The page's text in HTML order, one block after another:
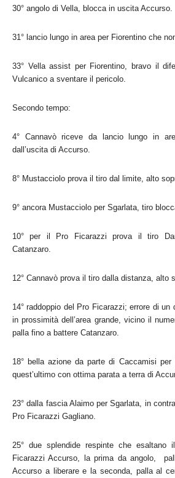
30° angolo di Vella, blocca in uscita Accurso.
31° lancio lungo in area per Fiorentino che
33° Vella assist per Fiorentino, bravo il
Vulcanico a sventare il pericolo.
Secondo tempo:
4° Cannavò riceve da lancio lungo in
dall’uscita di Accurso.
8° Mustacciolo prova il tiro dal limite, alto
9° ancora Mustacciolo per Sgarlata, tiro
10° per il Pro Ficarazzi prova il tiro
Catanzaro.
12° Cannavò prova il tiro dalla distanza, alto
14° raddoppio del Pro Ficarazzi; errore di un
in prossimità dell’area grande, vicino il
palla fino a battere Catanzaro.
18° bella azione da parte di Caccamisi
quest’ultimo con ottima parata a terra di
23° dalla fascia Alaimo per Sgarlata, in
Pro Ficarazzi Gagliano.
25° due splendide respinte che esaltano
Ficarazzi Accurso, la prima da angolo,
Accurso a liberare e la seconda, palla al